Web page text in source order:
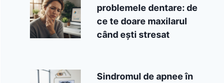
problemele dentare: de
ce te doare maxilarul
când ești stresat
Sindromul de apnee în